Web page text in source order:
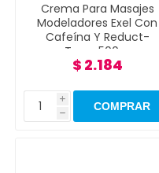
Crema Para Masajes
Modeladores Exel Con
Cafeína Y Reduct-
Trans 500gr
$ 2.184
i
h